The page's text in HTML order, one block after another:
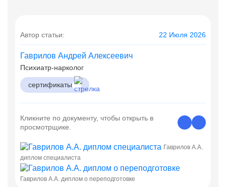
Автор статьи: 22 Июля 2026
Гаврилов Андрей Алексеевич
Психиатр-нарколог
сертификаты
Кликните по документу, чтобы открыть в
просмотрщике.
Гаврилов А.А.
диплом специалиста
Гаврилов А.А. диплом о переподготовке